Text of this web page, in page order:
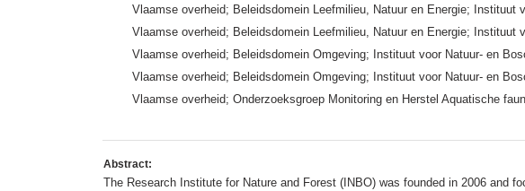
Vlaamse overheid; Beleidsdomein Leefmilieu, Natuur en Energie; Instituut
Vlaamse overheid; Beleidsdomein Leefmilieu, Natuur en Energie; Instituut
Vlaamse overheid; Beleidsdomein Omgeving; Instituut voor Natuur- en
Vlaamse overheid; Beleidsdomein Omgeving; Instituut voor Natuur- en
Vlaamse overheid; Onderzoeksgroep Monitoring en Herstel Aquatische
Abstract:
The Research Institute for Nature and Forest (INBO) was founded in 2006 and